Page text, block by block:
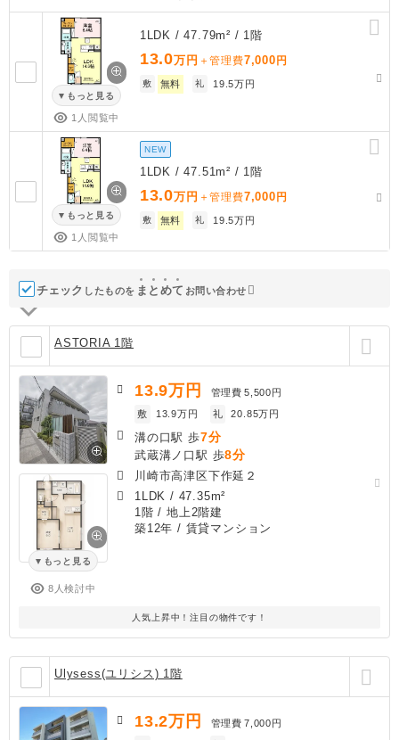
もっと見る
1人閲覧中
1LDK / 47.79m² / 1階
13.0万円 ＋管理費7,000 円
敷 無料 礼 19.5万円
もっと見る
1人閲覧中
NEW
1LDK / 47.51m² / 1階
13.0万円 ＋管理費7,000 円
敷 無料 礼 19.5万円
チェック したものを ま と めて お問い合わせ
ASTORIA 1階
もっと見る
8人検討中
13.9万円 管理費 5,500円
敷
13.9万円 礼 20.85万円
溝の口駅 歩7分
武蔵溝ノ口駅 歩8分
川崎市高津区下作延２
1LDK / 47.35m²
1階 / 地上2階建
築12年 / 賃貸マンション
人気上昇中！注目の物件です！
Ulysess(ユリシス) 1階
13.2万円 管理費 7,000円